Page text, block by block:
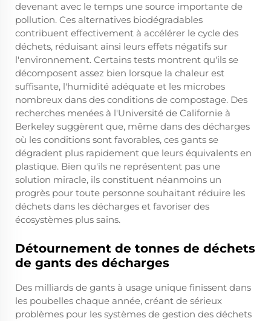
devenant avec le temps une source importante de
pollution. Ces alternatives biodégradables
contribuent effectivement à accélérer le cycle des
déchets, réduisant ainsi leurs effets négatifs sur
l'environnement. Certains tests montrent qu'ils se
décomposent assez bien lorsque la chaleur est
suffisante, l'humidité adéquate et les microbes
nombreux dans des conditions de compostage. Des
recherches menées à l'Université de Californie à
Berkeley suggèrent que, même dans des décharges
où les conditions sont favorables, ces gants se
dégradent plus rapidement que leurs équivalents en
plastique. Bien qu'ils ne représentent pas une
solution miracle, ils constituent néanmoins un
progrès pour toute personne souhaitant réduire les
déchets dans les décharges et favoriser des
écosystèmes plus sains.
Détournement de tonnes de déchets
de gants des décharges
Des milliards de gants à usage unique finissent dans
les poubelles chaque année, créant de sérieux
problèmes pour les systèmes de gestion des déchets